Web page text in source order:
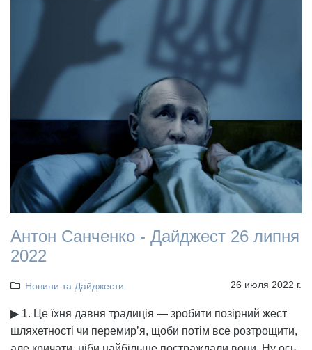
Антон Санченко - Дайджест 26 липня
2022
Новини та Дайджести 26 июля 2022 г.
▶ 1. Це їхня давня традиція — зробити позірний жест
шляхетності чи перемир’я, щоби потім все розтрощити,